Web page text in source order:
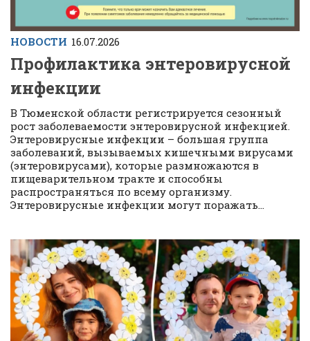
НОВОСТИ 16.07.2026
Профилактика энтеровирусной
инфекции
В Тюменской области регистрируется сезонный
рост заболеваемости энтеровирусной инфекцией.
Энтеровирусные инфекции – большая группа
заболеваний, вызываемых кишечными вирусами
(энтеровирусами), которые размножаются в
пищеварительном тракте и способны
распространяться по всему организму.
Энтеровирусные инфекции могут поражать...